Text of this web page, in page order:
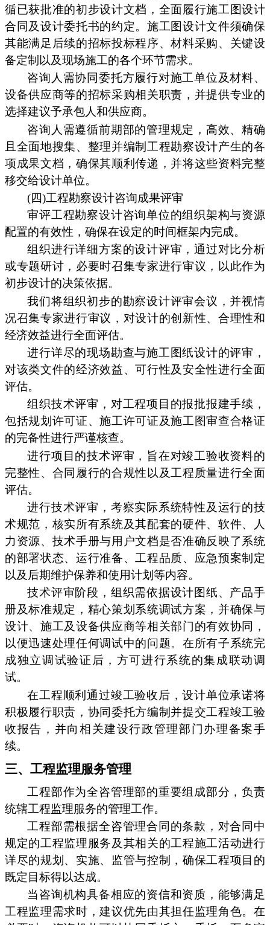
循已获批准的初步设计文档，全面履行施工图设计
合同及设计委托书的约定。施工图设计文件须确保
其能满足后续的招标投标程序、材料采购、关键设
备定制以及现场施工的各个环节需求。
咨询人需协同委托方履行对施工单位及材料、
设备供应商等的招标采购相关职责，并提供专业的
选择建议予承包人和供应商。
咨询人需遵循前期部的管理规定，高效、精确
且全面地搜集、整理并编制工程勘察设计产生的各
项成果文档，确保其顺利传递，并将这些资料完整
移交给设计单位。
(四)工程勘察设计咨询成果评审
审评工程勘察设计咨询单位的组织架构与资源
配置的有效性，确保在设定的时间框架内完成。
组织进行详细方案的设计评审，通过对比分析
或专题研讨，必要时召集专家进行审议，以此作为
初步设计的决策依据。
我们将组织初步的勘察设计评审会议，并视情
况召集专家进行审议，对设计的创新性、合理性和
经济效益进行全面评估。
进行详尽的现场勘查与施工图纸设计的评审，
对该类文件的经济效益、可行性及安全性进行全面
评估。
组织技术评审，对工程项目的报批报建手续，
包括规划许可证、施工许可证及施工图审查合格证
的完备性进行严谨核查。
进行项目的技术评审，旨在对竣工验收资料的
完整性、合同履行的合规性以及工程质量进行全面
评估。
进行技术评审，考察实际系统特性及运行的技
术规范，核实所有系统及其配套的硬件、软件、人
力资源、技术手册与用户文档是否准确反映了系统
的部署状态、运行准备、工程品质、应急预案制定
以及后期维护保养和使用计划等内容。
技术评审阶段，组织需依据设计图纸、产品手
册及标准规定，精心策划系统调试方案，并确保与
设计、施工及设备供应商等相关部门的有效协同，
以便迅速处理任何调试中的问题。在所有子系统完
成独立调试验证后，方可进行系统的集成联动调
试。
在工程顺利通过竣工验收后，设计单位承诺将
积极履行职责，协同委托方编制并提交工程竣工验
收报告，并向相关建设行政管理部门办理备案手
续。
三、工程监理服务管理
工程部作为全咨管理部的重要组成部分，负责
统辖工程监理服务的管理工作。
工程部需根据全咨管理合同的条款，对合同中
规定的工程监理服务及其相关的工程施工活动进行
详尽的规划、实施、监管与控制，确保工程项目的
既定目标得以达成。
当咨询机构具备相应的资信和资质，能够满足
工程监理需求时，建议优先由其担任监理角色。在